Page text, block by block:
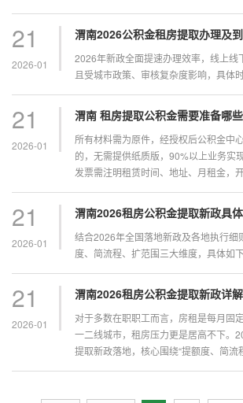
21
2026-01
渭南2026公积金租房提取办理及
2026年新政全面提速办理效率，线上线
且受城市政策、审核复杂度影响，具体时
21
2026-01
渭南 租房提取公积金需要准备哪些
所有材料需为原件，经授权后公积金中
的，无需提供纸质版，90%以上业务实
发票需注明租赁时间、地址、月租金，
缴存人、新市民等群体提取，可咨询当地
21
2026-01
渭南2026租房公积金提取新政具
结合2026年全国落地新政及各地执行细
度、简流程、扩范围三大维度，具体如下
21
2026-01
渭南2026租房公积金提取新政详解
对于多数在职职工而言，房租是每月固
一二线城市，租房压力更是居高不下。
提取新政落地，核心围绕“提额度、简流